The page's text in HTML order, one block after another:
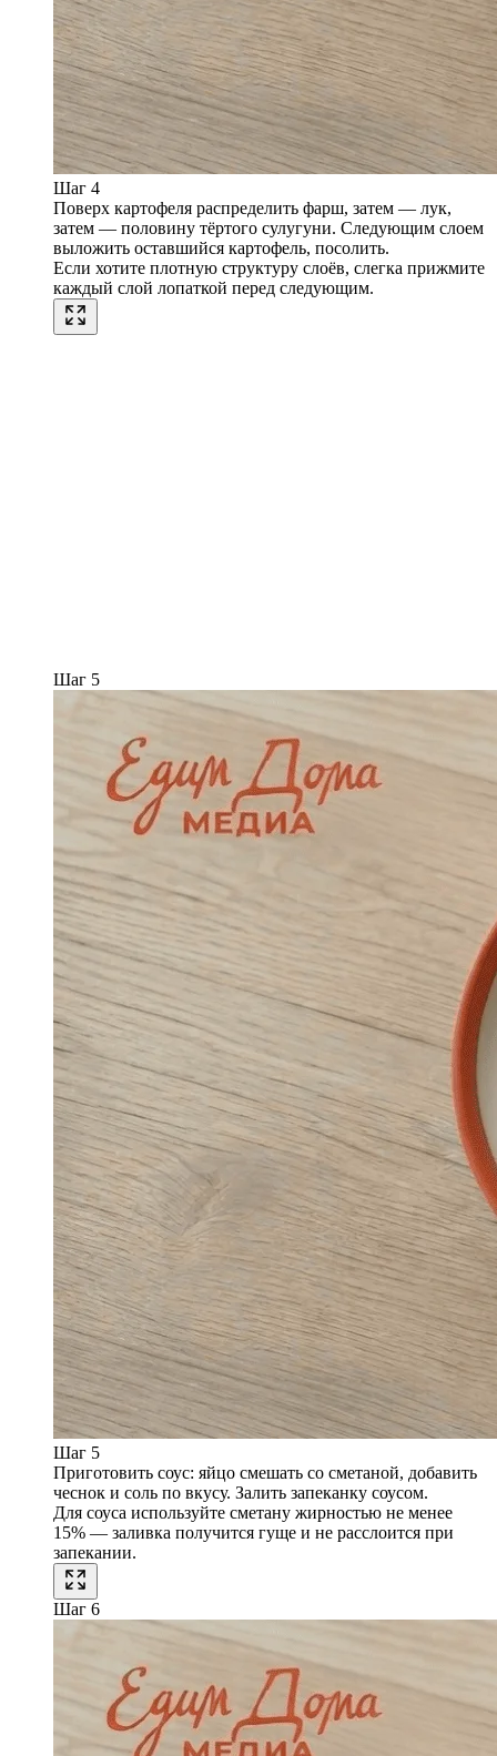
Шаг 4
Поверх картофеля распределить фарш, затем — лук,
затем — половину тёртого сулугуни. Следующим слоем
выложить оставшийся картофель, посолить.
Если хотите плотную структуру слоёв, слегка прижмите
каждый слой лопаткой перед следующим.
Шаг 5
Шаг 5
Приготовить соус: яйцо смешать со сметаной, добавить
чеснок и соль по вкусу. Залить запеканку соусом.
Для соуса используйте сметану жирностью не менее
15% — заливка получится гуще и не расслоится при
запекании.
Шаг 6